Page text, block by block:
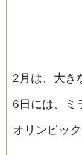
2月は、大き
6日には、ミ
オリンピック